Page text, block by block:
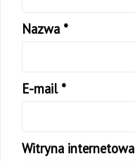
Nazwa *
E-mail *
Witryna internetowa